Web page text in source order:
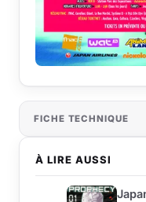
À LIRE AUSSI
FICHE TECHNIQUE